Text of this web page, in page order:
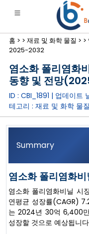
·금융·보험• 소비재
홈 > > 재료 및 화학 물질 > >
2025-2032
염소화 폴리염화
동향 및 전망
ID : CBI_1891 | 업데이트
테고리 : 재료 및 화학 물질
Summary
염소화 폴리염화
염소화 폴리염화비닐
연평균 성장률(CAGR)
는 2024년 30억 6,400
성장할 것으로 예상됩니